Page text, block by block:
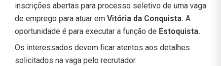
inscrições abertas para processo seletivo de uma vaga
de emprego para atuar em Vitória da Conquista. A
oportunidade é para executar a função de Estoquista.
Os interessados devem ficar atentos aos detalhes
solicitados na vaga pelo recrutador.